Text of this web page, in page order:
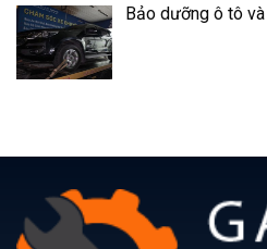
Bảo dưỡng ô tô